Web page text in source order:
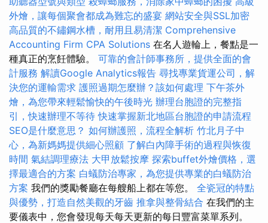
外燴，讓每個聚會都成為難忘的盛宴 網站安全與SSL加密
高品質的不鏽鋼水槽，耐用且易清潔 Comprehensive
Accounting Firm CPA Solutions 在名人遊輪上，餐點是一
種真正的烹飪體驗。 可靠的會計師事務所，提供全面的會
計服務 解讀Google Analytics報告 尋找專業貨運公司，解
決您的運輸需求 護照過期怎麼辦？該如何處理 下午茶外
燴，為您帶來輕鬆愉快的午後時光 辦理台胞證的完整指
引，快速辦理不等待 快速掌握新北地區台胞證的申請流程
SEO是什麼意思？ 如何辦護照，流程全解析 竹北月子中
心，為新媽媽提供細心照顧 了解白內障手術的過程與恢復
時間 氣結調理療法 大甲放鬆按摩 探索buffet外燴價格，選
擇最適合的方案 白蟻防治專家，為您提供專業的白蟻防治
方案 我們的獎勵餐廳在每艘船上都在等您。 全瓷冠的特點
與優勢，打造自然美觀的牙齒 推拿與整骨結合 在我們的主
要儀表中，您會發現每天每天更新的每日豐富菜單系列。